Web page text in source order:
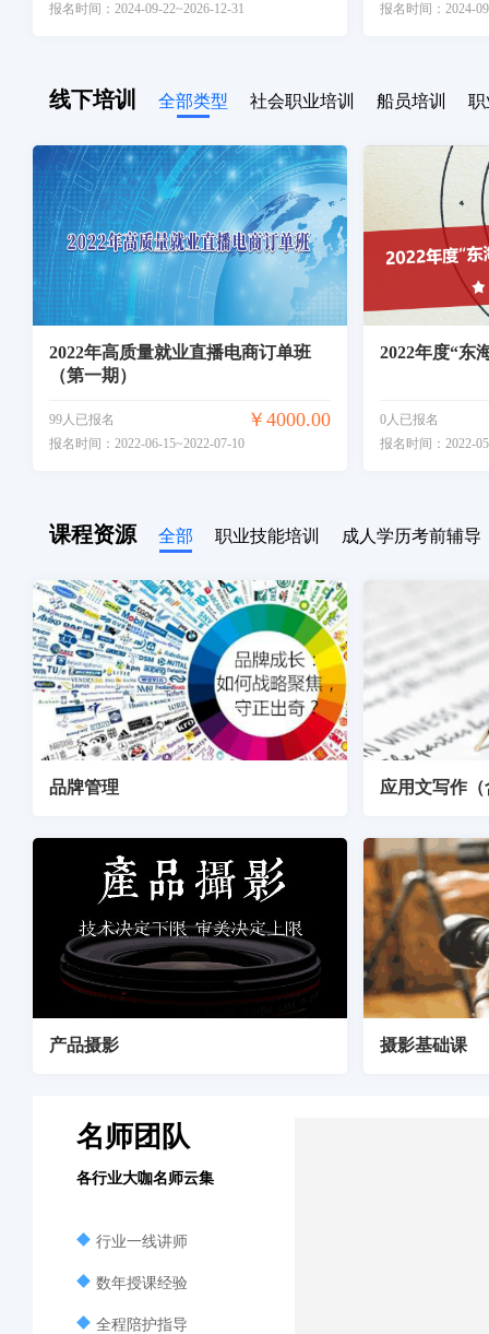
报名时间：2024-09-22~2026-12-31
报名时间：2024-
线下培训 全部类型 社会职业培训 船员培训 职
2022年高质量就业直播电商订单班
（第一期）
99人已报名 ￥4000.00
报名时间：2022-06-15~2022-07-10
2022年度“东
0人已报名
报名时间：2022-
课程资源 全部 职业技能培训 成人学历考前辅导
品牌管理 应用文写作
产品摄影 摄影基础课
名师团队
各行业大咖名师云集
行业一线讲师
数年授课经验
全程陪护指导